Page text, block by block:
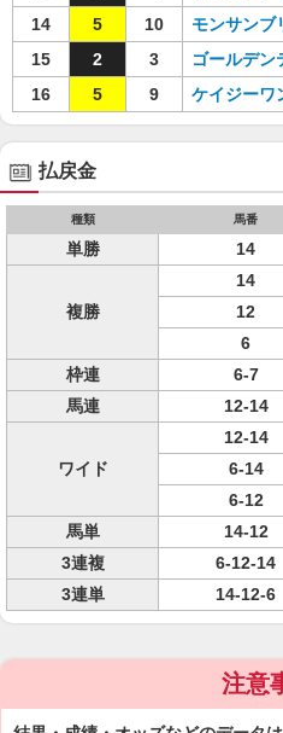
14
5 10 モンサンブ
15
2 3 ゴールデン
16
5 9 ケイジーワ
払戻金
種類 馬番
単勝 14
複勝
14
12
6
枠連
6-7
馬連
12-14
ワイド
12-14
6-14
6-12
馬単
14-12
3連複
6-12-14
3連単
14-12-6
注意